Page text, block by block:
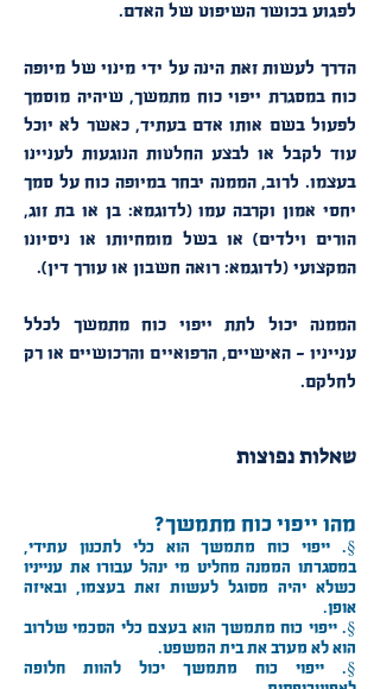
לפגוע בכושר השיפוט של האדם.
הדרך לעשות זאת הינה על ידי מינוי של מיופה
כוח במסגרת ייפוי כוח מתמשך, שיהיה מוסמך
לפעול בשם אותו אדם בעתיד, כאשר לא יוכל
עוד לקבל או לבצע החלטות הנוגעות לעניינו
בעצמו. לרוב, הממנה יבחר במיופה כוח על סמך
יחסי אמון וקרבה עמו (לדוגמא: בן או בת זוג,
הורים וילדים) או בשל מומחיותו או ניסיונו
המקצועי (לדוגמא: רואה חשבון או עורך דין).
הממנה יכול לתת ייפוי כוח מתמשך לכלל
ענייניו - האישיים, הרפואיים והרכושיים או רק
לחלקם.
שאלות נפוצות
מהו ייפוי כוח מתמשך?
§. ייפוי כוח מתמשך הוא כלי לתכנון עתידי,
במסגרתו הממנה מחליט מי ינהל עבורו את ענייניו
כשלא יהיה מסוגל לעשות זאת בעצמו, ובאיזה
אופן.
§. ייפוי כוח מתמשך הוא בעצם כלי הסכמי שלרוב
הוא לא מערב את בית המשפט.
§. ייפוי כוח מתמשך יכול להוות חלופה